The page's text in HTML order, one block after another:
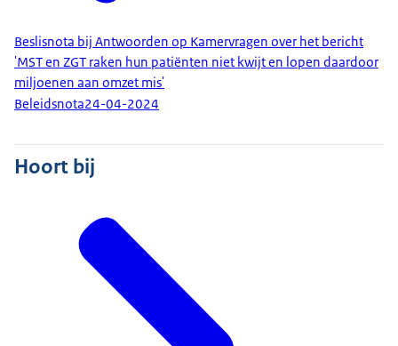
Beslisnota bij Antwoorden op Kamervragen over het bericht
'MST en ZGT raken hun patiënten niet kwijt en lopen daardoor
miljoenen aan omzet mis'
Beleidsnota24-04-2024
Hoort bij